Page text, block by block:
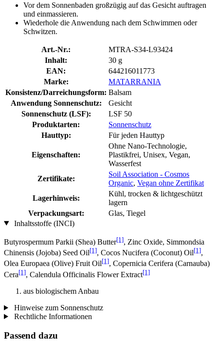
Vor dem Sonnenbaden großzügig auf das Gesicht auftragen
und einmassieren.
Wiederhole die Anwendung nach dem Schwimmen oder
Schwitzen.
Art.-Nr.:
MTRA-S34-L93424
Inhalt:
30 g
EAN:
644216011773
Marke:
MATARRANIA
Konsistenz/Darreichungsform: Balsam
Anwendung Sonnenschutz:
Gesicht
Sonnenschutz (LSF):
LSF 50
Produktarten:
Sonnenschutz
Hauttyp:
Für jeden Hauttyp
Eigenschaften:
Ohne Nano-Technologie,
Plastikfrei, Unisex, Vegan,
Wasserfest
Zertifikate:
Soil Association - Cosmos
Organic, Vegan ohne Zertifikat
Lagerhinweis:
Kühl, trocken & lichtgeschützt
lagern
Verpackungsart:
Glas, Tiegel
Inhaltsstoffe (INCI)
Butyrospermum Parkii (Shea) Butter[1], Zinc Oxide, Simmondsia
Chinensis (Jojoba) Seed Oil[1], Cocos Nucifera (Coconut) Oil[1],
Olea Europaea (Olive) Fruit Oil[1], Copernicia Cerifera (Carnauba)
Cera[1], Calendula Officinalis Flower Extract[1]
aus biologischem Anbau
Hinweise zum Sonnenschutz
Rechtliche Informationen
Passend dazu